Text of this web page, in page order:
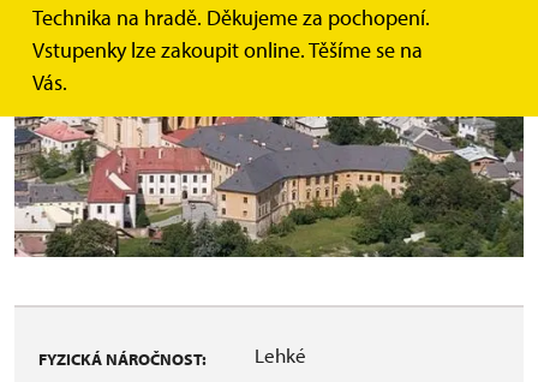
Technika na hradě. Děkujeme za pochopení.
Vstupenky lze zakoupit online. Těšíme se na
Vás.
FYZICKÁ NÁROČNOST: Lehké